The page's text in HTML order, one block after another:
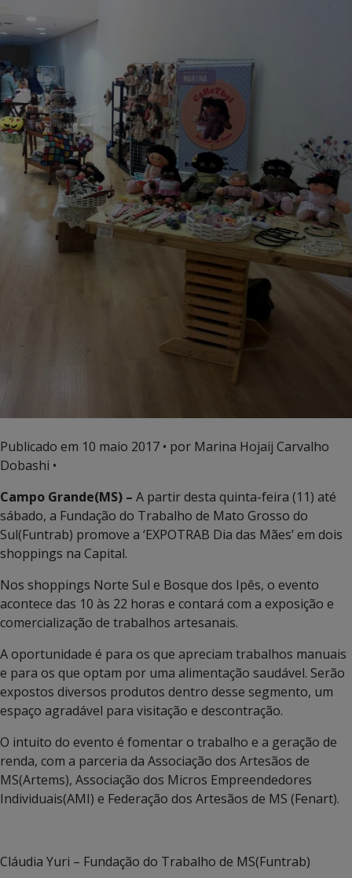
Publicado em 10 maio 2017 • por Marina Hojaij Carvalho
Dobashi •
Campo Grande(MS) – A partir desta quinta-feira (11) até
sábado, a Fundação do Trabalho de Mato Grosso do
Sul(Funtrab) promove a ‘EXPOTRAB Dia das Mães’ em dois
shoppings na Capital.
Nos shoppings Norte Sul e Bosque dos Ipês, o evento
acontece das 10 às 22 horas e contará com a exposição e
comercialização de trabalhos artesanais.
A oportunidade é para os que apreciam trabalhos manuais
e para os que optam por uma alimentação saudável. Serão
expostos diversos produtos dentro desse segmento, um
espaço agradável para visitação e descontração.
O intuito do evento é fomentar o trabalho e a geração de
renda, com a parceria da Associação dos Artesãos de
MS(Artems), Associação dos Micros Empreendedores
Individuais(AMI) e Federação dos Artesãos de MS (Fenart).
Cláudia Yuri – Fundação do Trabalho de MS(Funtrab)